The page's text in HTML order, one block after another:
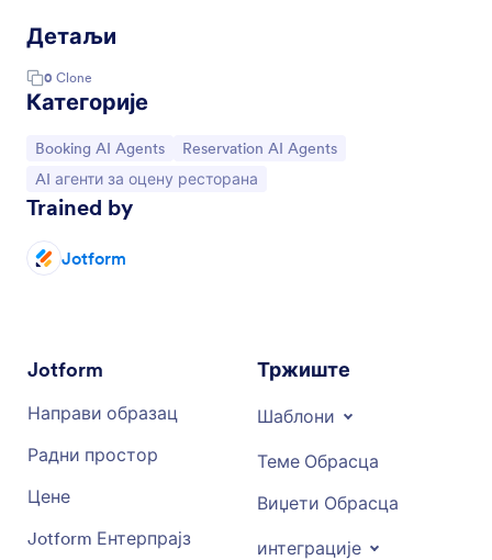
Детаљи
0 Clone
Категорије
Иди на категорију:
Booking AI Agents Иди на категорију:
Reservation AI Agents
Иди на категорију:
AI агенти за оцену ресторана
Trained by
Jotform
Jotform
Направи образац
Радни простор
Цене
Jotform Ентерпрајз
Тржиште
Шаблони
Теме Обрасца
Виџети Обрасца
интеграције